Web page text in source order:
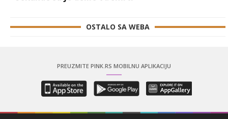
OSTALO SA WEBA
PREUZMITE PINK.RS MOBILNU APLIKACIJU